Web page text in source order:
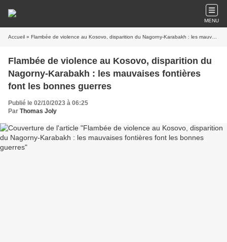
MENU
Accueil » Flambée de violence au Kosovo, disparition du Nagorny-Karabakh : les mauvaises fontières font les bonnes guerres
Flambée de violence au Kosovo, disparition du
Nagorny-Karabakh : les mauvaises fontières
font les bonnes guerres
Publié le 02/10/2023 à 06:25
Par Thomas Joly